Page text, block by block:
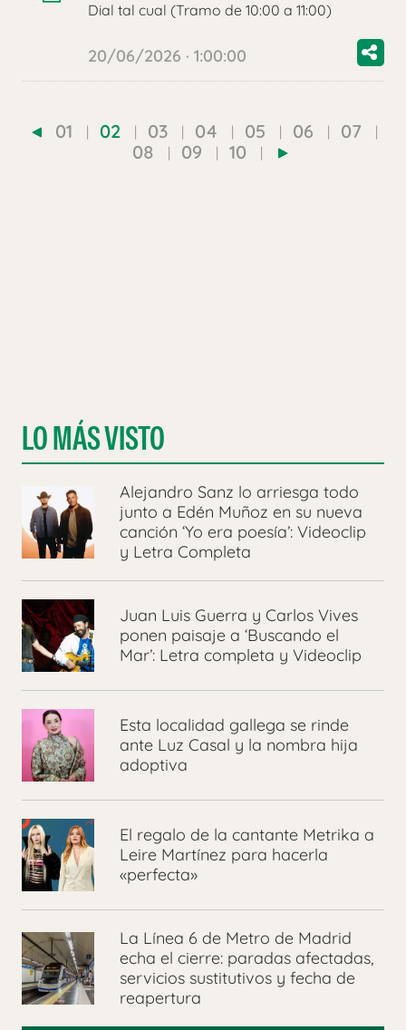
Dial tal cual (Tramo de 10:00 a 11:00)
20/06/2026 · 1:00:00
01 02 03 04 05 06
07
08
09 10
LO MÁS VISTO
Alejandro Sanz lo arriesga todo
junto a Edén Muñoz en su nueva
canción ‘Yo era poesía’: Videoclip
y Letra Completa
Juan Luis Guerra y Carlos Vives
ponen paisaje a ‘Buscando el
Mar’: Letra completa y Videoclip
Esta localidad gallega se rinde
ante Luz Casal y la nombra hija
adoptiva
El regalo de la cantante Metrika a
Leire Martínez para hacerla
«perfecta»
La Línea 6 de Metro de Madrid
echa el cierre: paradas afectadas,
servicios sustitutivos y fecha de
reapertura